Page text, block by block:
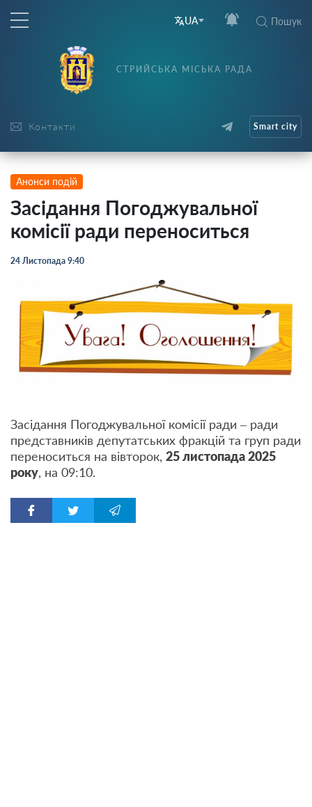
UA Пошук
Контакти
СТРИЙСЬКА МІСЬКА РАДА
Smart city
Анонси подій
Засідання Погоджувальної
комісії ради переноситься
24 Листопада 9:40
Засідання Погоджувальної комісії ради – ради
представників депутатських фракцій та груп ради
переноситься на вівторок, 25 листопада 2025
року, на 09:10.